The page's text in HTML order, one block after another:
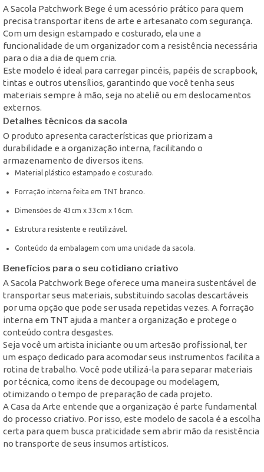
A Sacola Patchwork Bege é um acessório prático para quem
precisa transportar itens de arte e artesanato com segurança.
Com um design estampado e costurado, ela une a
funcionalidade de um organizador com a resistência necessária
para o dia a dia de quem cria.
Este modelo é ideal para carregar pincéis, papéis de scrapbook,
tintas e outros utensílios, garantindo que você tenha seus
materiais sempre à mão, seja no ateliê ou em deslocamentos
externos.
Detalhes técnicos da sacola
O produto apresenta características que priorizam a
durabilidade e a organização interna, facilitando o
armazenamento de diversos itens.
Material plástico estampado e costurado.
Forração interna feita em TNT branco.
Dimensões de 43cm x 33cm x 16cm.
Estrutura resistente e reutilizável.
Conteúdo da embalagem com uma unidade da sacola.
Benefícios para o seu cotidiano criativo
A Sacola Patchwork Bege oferece uma maneira sustentável de
transportar seus materiais, substituindo sacolas descartáveis
por uma opção que pode ser usada repetidas vezes. A forração
interna em TNT ajuda a manter a organização e protege o
conteúdo contra desgastes.
Seja você um artista iniciante ou um artesão profissional, ter
um espaço dedicado para acomodar seus instrumentos facilita a
rotina de trabalho. Você pode utilizá-la para separar materiais
por técnica, como itens de decoupage ou modelagem,
otimizando o tempo de preparação de cada projeto.
A Casa da Arte entende que a organização é parte fundamental
do processo criativo. Por isso, este modelo de sacola é a escolha
certa para quem busca praticidade sem abrir mão da resistência
no transporte de seus insumos artísticos.